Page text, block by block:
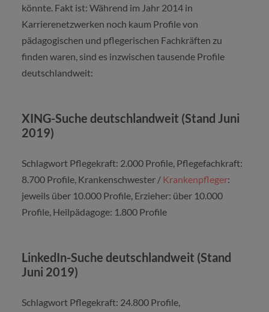
könnte. Fakt ist: Während im Jahr 2014 in
Karrierenetzwerken noch kaum Profile von
pädagogischen und pflegerischen Fachkräften zu
finden waren, sind es inzwischen tausende Profile
deutschlandweit:
XING-Suche deutschlandweit (Stand Juni
2019)
Schlagwort Pflegekraft: 2.000 Profile, Pflegefachkraft:
8.700 Profile, Krankenschwester / Krankenpfleger:
jeweils über 10.000 Profile, Erzieher: über 10.000
Profile, Heilpädagoge: 1.800 Profile
LinkedIn-Suche deutschlandweit (Stand
Juni 2019)
Schlagwort Pflegekraft: 24.800 Profile,